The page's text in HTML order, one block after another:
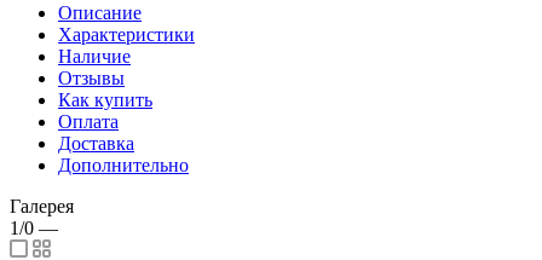
Описание
Характеристики
Наличие
Отзывы
Как купить
Оплата
Доставка
Дополнительно
Галерея
1/0 —